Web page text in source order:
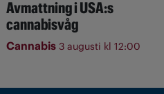
Avmattning i USA:s
cannabisvåg
Cannabis 3 augusti kl 12:00